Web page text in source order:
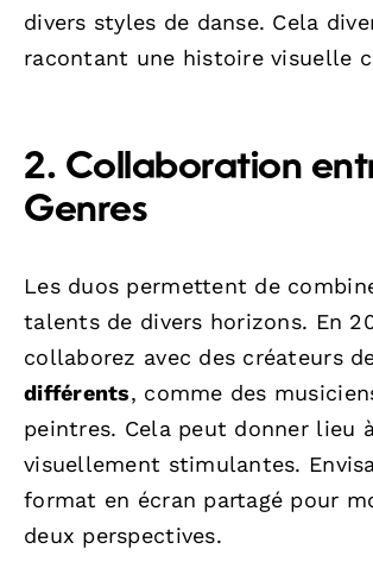
divers styles de danse. Cela
racontant une histoire visuelle
2. Collaboration
Genres
Les duos permettent de
talents de divers horizons. En
collaborez avec des créateurs
différents, comme des
peintres. Cela peut donner lieu
visuellement stimulantes.
format en écran partagé pour
deux perspectives.